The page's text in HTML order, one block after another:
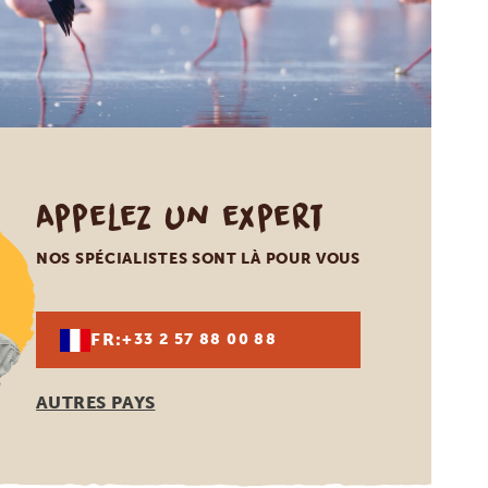
Appelez un expert
NOS SPÉCIALISTES SONT LÀ POUR VOUS
FR:+33 2 57 88 00 88
AUTRES PAYS